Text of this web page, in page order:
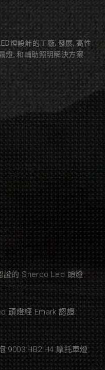
燈設計的工廠, 發展, 高性
燈, 和輔助照明解決方案.
證的 Sherco Led 頭燈
頭燈經 Emark 認證
9003 HB2 H4 摩托車燈